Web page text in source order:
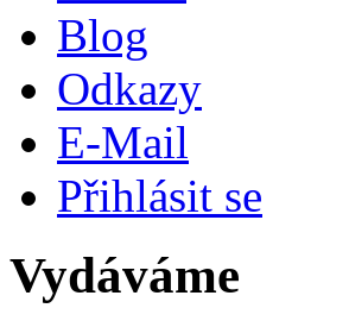
Blog
Odkazy
E-Mail
Přihlásit se
Vydáváme